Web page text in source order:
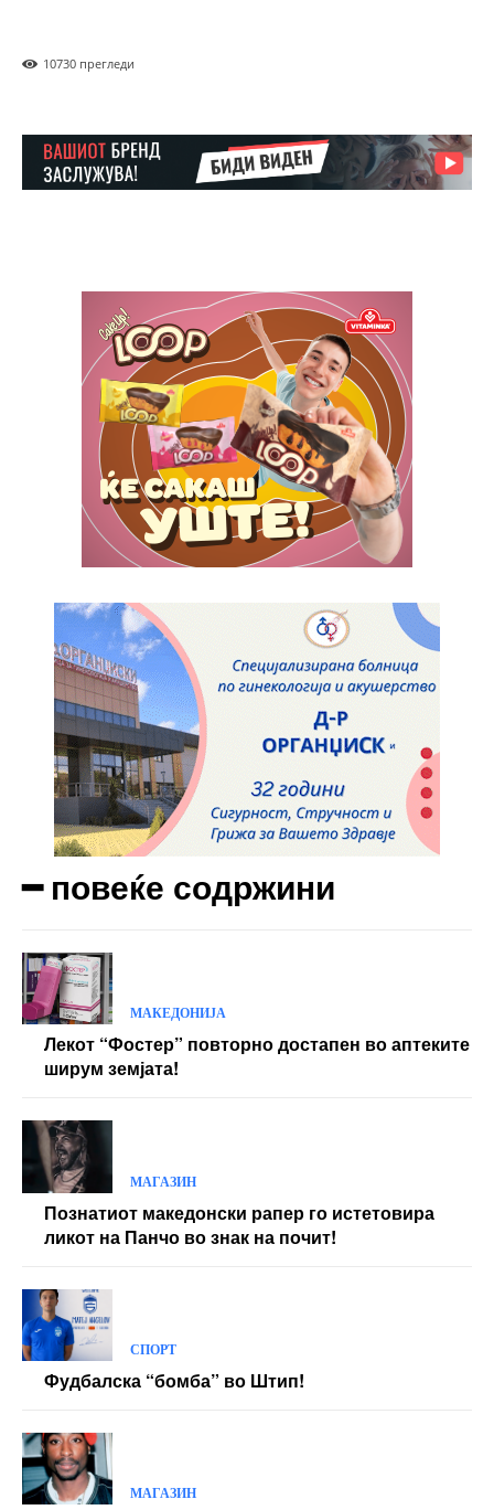
10730 прегледи
━ повеќе содржини
МАКЕДОНИЈА
Лекот “Фостер” повторно достапен во аптеките
ширум земјата!
МАГАЗИН
Познатиот македонски рапер го истетовира
ликот на Панчо во знак на почит!
СПОРТ
Фудбалска “бомба” во Штип!
МАГАЗИН